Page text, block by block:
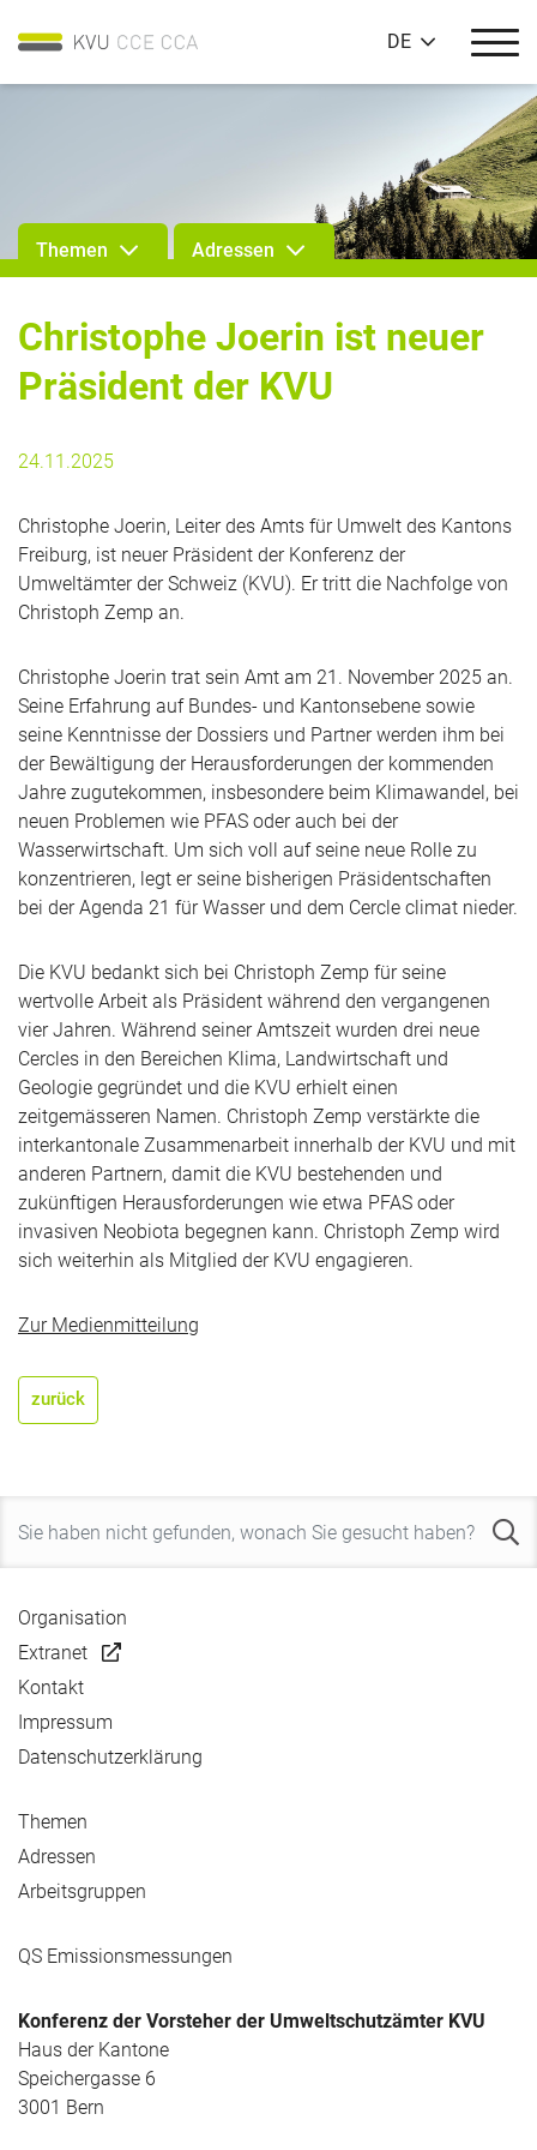
DE
Themen Adressen
Christophe Joerin ist neuer
Präsident der KVU
24.11.2025
Christophe Joerin, Leiter des Amts für Umwelt des Kantons
Freiburg, ist neuer Präsident der Konferenz der
Umweltämter der Schweiz (KVU). Er tritt die Nachfolge von
Christoph Zemp an.
Christophe Joerin trat sein Amt am 21. November 2025 an.
Seine Erfahrung auf Bundes- und Kantonsebene sowie
seine Kenntnisse der Dossiers und Partner werden ihm bei
der Bewältigung der Herausforderungen der kommenden
Jahre zugutekommen, insbesondere beim Klimawandel, bei
neuen Problemen wie PFAS oder auch bei der
Wasserwirtschaft. Um sich voll auf seine neue Rolle zu
konzentrieren, legt er seine bisherigen Präsidentschaften
bei der Agenda 21 für Wasser und dem Cercle climat nieder.
Die KVU bedankt sich bei Christoph Zemp für seine
wertvolle Arbeit als Präsident während den vergangenen
vier Jahren. Während seiner Amtszeit wurden drei neue
Cercles in den Bereichen Klima, Landwirtschaft und
Geologie gegründet und die KVU erhielt einen
zeitgemässeren Namen. Christoph Zemp verstärkte die
interkantonale Zusammenarbeit innerhalb der KVU und mit
anderen Partnern, damit die KVU bestehenden und
zukünftigen Herausforderungen wie etwa PFAS oder
invasiven Neobiota begegnen kann. Christoph Zemp wird
sich weiterhin als Mitglied der KVU engagieren.
Zur Medienmitteilung
zurück
Organisation
Extranet
Kontakt
Impressum
Datenschutzerklärung
Themen
Adressen
Arbeitsgruppen
QS Emissionsmessungen
Konferenz der Vorsteher der Umweltschutzämter KVU
Haus der Kantone
Speichergasse 6
3001 Bern